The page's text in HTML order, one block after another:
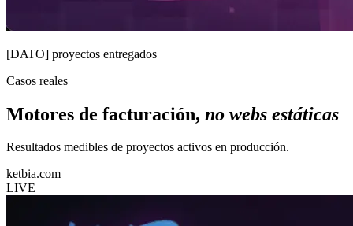
[DATO] proyectos entregados
Casos reales
Motores de facturación, no webs estáticas
Resultados medibles de proyectos activos en producción.
ketbia.com
LIVE